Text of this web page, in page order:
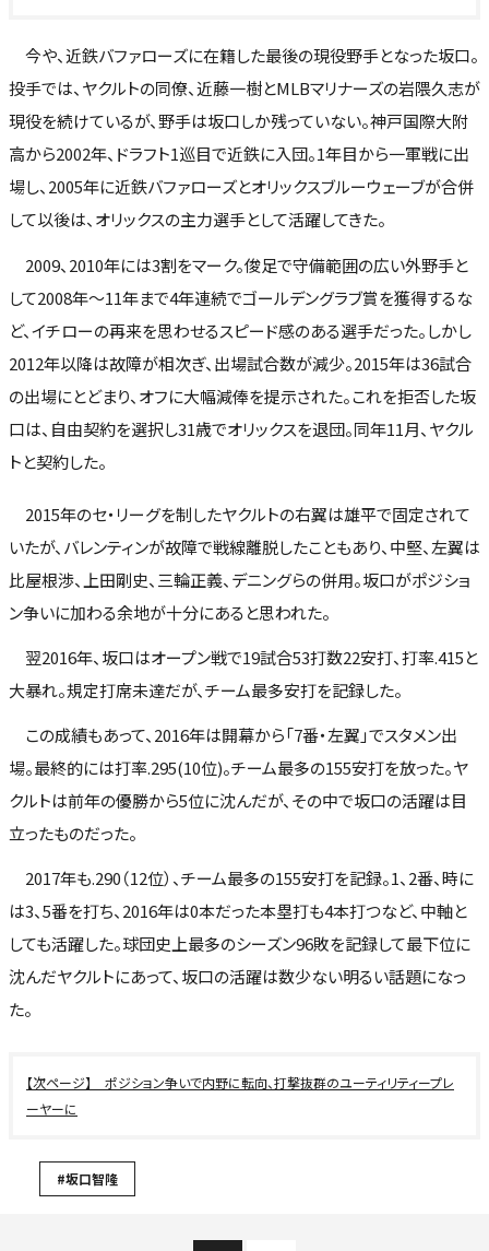
今や、近鉄バファローズに在籍した最後の現役野手となった坂口。
投手では、ヤクルトの同僚、近藤一樹とMLBマリナーズの岩隈久志が
現役を続けているが、野手は坂口しか残っていない。神戸国際大附
高から2002年、ドラフト1巡目で近鉄に入団。1年目から一軍戦に出
場し、2005年に近鉄バファローズとオリックスブルーウェーブが合併
して以後は、オリックスの主力選手として活躍してきた。
2009、2010年には3割をマーク。俊足で守備範囲の広い外野手と
して2008年～11年まで4年連続でゴールデングラブ賞を獲得するな
ど、イチローの再来を思わせるスピード感のある選手だった。しかし
2012年以降は故障が相次ぎ、出場試合数が減少。2015年は36試合
の出場にとどまり、オフに大幅減俸を提示された。これを拒否した坂
口は、自由契約を選択し31歳でオリックスを退団。同年11月、ヤクル
トと契約した。
2015年のセ・リーグを制したヤクルトの右翼は雄平で固定されて
いたが、バレンティンが故障で戦線離脱したこともあり、中堅、左翼は
比屋根渉、上田剛史、三輪正義、デニングらの併用。坂口がポジショ
ン争いに加わる余地が十分にあると思われた。
翌2016年、坂口はオープン戦で19試合53打数22安打、打率.415と
大暴れ。規定打席未達だが、チーム最多安打を記録した。
この成績もあって、2016年は開幕から「7番・左翼」でスタメン出
場。最終的には打率.295(10位)。チーム最多の155安打を放った。ヤ
クルトは前年の優勝から5位に沈んだが、その中で坂口の活躍は目
立ったものだった。
2017年も.290（12位）、チーム最多の155安打を記録。1、2番、時に
は3、5番を打ち、2016年は0本だった本塁打も4本打つなど、中軸と
しても活躍した。球団史上最多のシーズン96敗を記録して最下位に
沈んだヤクルトにあって、坂口の活躍は数少ない明るい話題になっ
た。
ポジション争いで内野に転向、打撃抜群のユーティリティープレ
ーヤーに
#坂口智隆